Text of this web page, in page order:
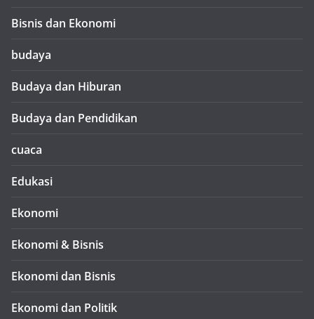
Bisnis dan Ekonomi
budaya
Budaya dan Hiburan
Budaya dan Pendidikan
cuaca
Edukasi
Ekonomi
Ekonomi & Bisnis
Ekonomi dan Bisnis
Ekonomi dan Politik